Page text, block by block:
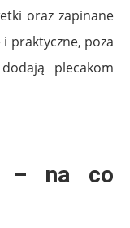
oraz zapinane
i praktyczne, poza
plecakom
– na co